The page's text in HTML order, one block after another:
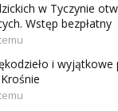
w Tyczynie
Wstęp bezpłatny
i wyjątkowe